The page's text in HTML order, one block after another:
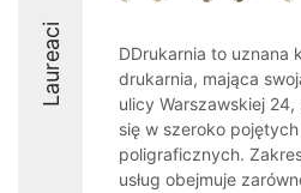
Laureaci
DDrukarnia to uznana
drukarnia, mająca
ulicy Warszawskiej
się w szeroko pojętych
poligraficznych.
usług obejmuje